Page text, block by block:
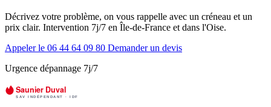
Décrivez votre problème, on vous rappelle avec un créneau et un
prix clair. Intervention 7j/7 en Île-de-France et dans l'Oise.
Appeler le 06 44 64 09 80 Demander un devis
Urgence dépannage 7j/7